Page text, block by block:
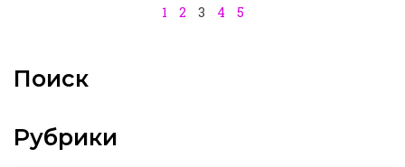
1 2 3 4 5
Поиск
Рубрики